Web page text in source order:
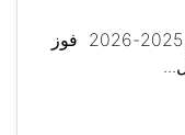
الأنصار بطلًا للدوري اللبناني للموسم 2025-2026 فوز